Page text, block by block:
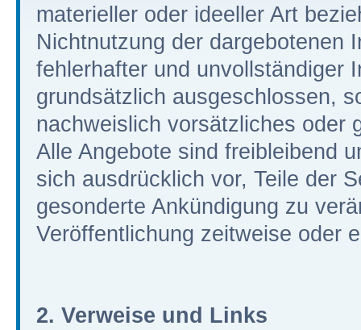
materieller oder ideeller Art
Nichtnutzung der dargebotenen
fehlerhafter und unvollständiger
grundsätzlich ausgeschlossen,
nachweislich vorsätzliches oder
Alle Angebote sind freibleibend
sich ausdrücklich vor, Teile der
gesonderte Ankündigung zu
Veröffentlichung zeitweise oder
2. Verweise und Links